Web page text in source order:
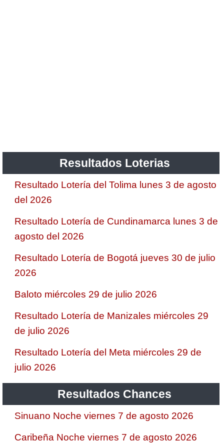
Resultados Loterias
Resultado Lotería del Tolima lunes 3 de agosto
del 2026
Resultado Lotería de Cundinamarca lunes 3 de
agosto del 2026
Resultado Lotería de Bogotá jueves 30 de julio
2026
Baloto miércoles 29 de julio 2026
Resultado Lotería de Manizales miércoles 29
de julio 2026
Resultado Lotería del Meta miércoles 29 de
julio 2026
Resultados Chances
Sinuano Noche viernes 7 de agosto 2026
Caribeña Noche viernes 7 de agosto 2026